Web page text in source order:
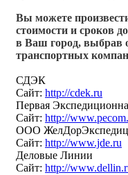
Вы можете
стоимости и сроков
в Ваш город, выбрав
транспортных
СДЭК
Сайт: http://cdek.ru
Первая
Сайт: http://
ООО
Сайт: http://www.jde.ru
Деловые Линии
Сайт: http://